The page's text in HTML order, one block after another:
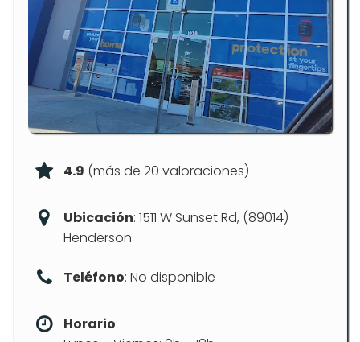
4.9 (más de 20 valoraciones)
Ubicación: 1511 W Sunset Rd, (89014)
Henderson
Teléfono: No disponible
Horario: